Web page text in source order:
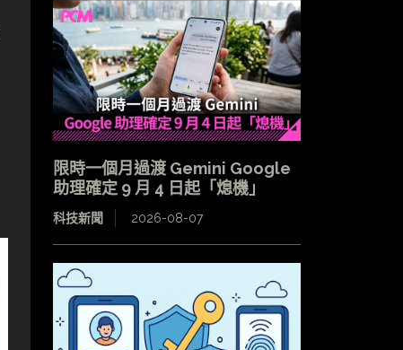
限時一個月過渡 Gemini Google
助理確定 9 月 4 日起「熄機」
科技新聞 2026-08-07